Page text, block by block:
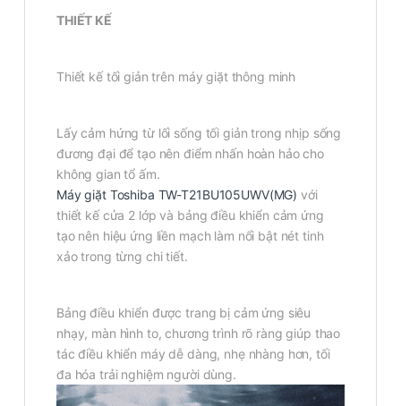
THIẾT KẾ
Thiết kế tối giản trên máy giặt thông minh
Lấy cảm hứng từ lối sống tối giản trong nhịp sống
đương đại để tạo nên điểm nhấn hoàn hảo cho
không gian tổ ấm.
Máy giặt Toshiba TW-T21BU105UWV(MG) với
thiết kế cửa 2 lớp và bảng điều khiển cảm ứng
tạo nên hiệu ứng liền mạch làm nổi bật nét tinh
xảo trong từng chi tiết.
Bảng điều khiển được trang bị cảm ứng siêu
nhạy, màn hình to, chương trình rõ ràng giúp thao
tác điều khiển máy dễ dàng, nhẹ nhàng hơn, tối
đa hóa trải nghiệm người dùng.